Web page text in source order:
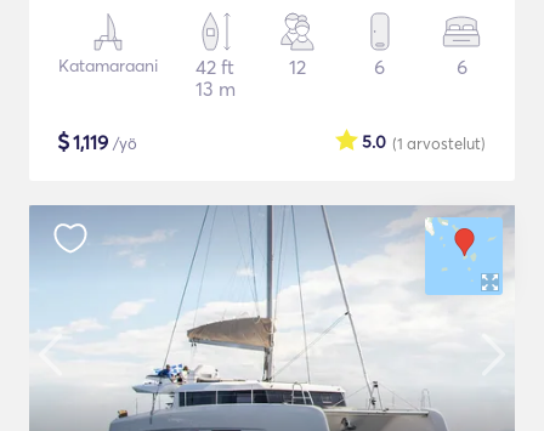
Katamaraani
42 ft
13 m
12 6 6
$1,119 /yö (1 arvostelut)
5.0